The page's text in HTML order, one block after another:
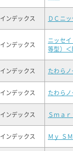
インデックス ＤＣニ
インデックス
ニッセ
等型）＜
インデックス たわら
インデックス たわら
インデックス Ｓｍａ
インデックス Ｍｙ Ｓ